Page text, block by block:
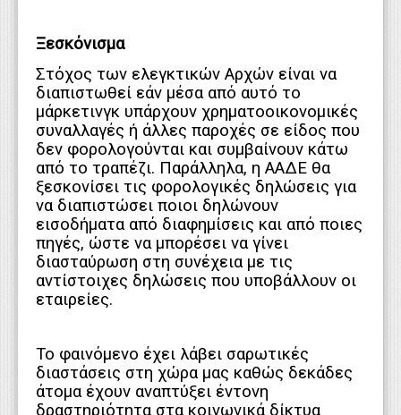
Ξεσκόνισμα
Στόχος των ελεγκτικών Αρχών είναι να
διαπιστωθεί εάν μέσα από αυτό το
μάρκετινγκ υπάρχουν χρηματοοικονομικές
συναλλαγές ή άλλες παροχές σε είδος που
δεν φορολογούνται και συμβαίνουν κάτω
από το τραπέζι. Παράλληλα, η ΑΑΔΕ θα
ξεσκονίσει τις φορολογικές δηλώσεις για
να διαπιστώσει ποιοι δηλώνουν
εισοδήματα από διαφημίσεις και από ποιες
πηγές, ώστε να μπορέσει να γίνει
διασταύρωση στη συνέχεια με τις
αντίστοιχες δηλώσεις που υποβάλλουν οι
εταιρείες.
Το φαινόμενο έχει λάβει σαρωτικές
διαστάσεις στη χώρα μας καθώς δεκάδες
άτομα έχουν αναπτύξει έντονη
δραστηριότητα στα κοινωνικά δίκτυα